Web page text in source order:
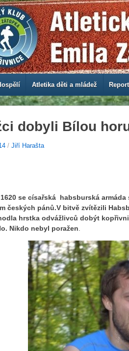
Atletika děti a mládež
dobyli Bílou
/ Jiří Harašta
se císařská habsburská
českých pánů.V bitvě zvítězili
hrstka odvážlivců dobýt
Nikdo nebyl poražen